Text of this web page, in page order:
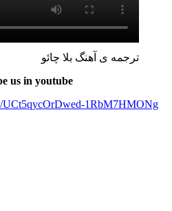
ترجمه ی آهنگ بلا چائو
us in youtube
UCt5qycOrDwed-1RbM7HMONg